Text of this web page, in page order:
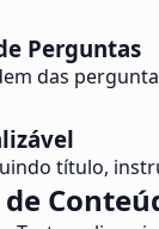
Perguntas
das
título,